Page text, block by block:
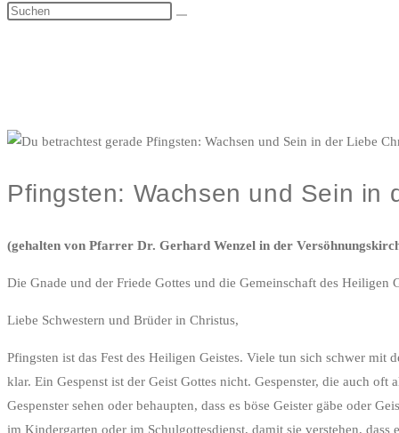
Pfingsten: Wachsen und Sein in
(gehalten von Pfarrer Dr. Gerhard Wenzel in der
Die Gnade und der Friede Gottes und die Gemeinschaft des Heiligen
Liebe Schwestern und Brüder in Christus,
Pfingsten ist das Fest des Heiligen Geistes. Viele tun sich schwer mit
klar. Ein Gespenst ist der Geist Gottes nicht. Gespenster, die auch
Gespenster sehen oder behaupten, dass es böse Geister gäbe oder
im Kindergarten oder im Schulgottesdienst, damit sie verstehen,